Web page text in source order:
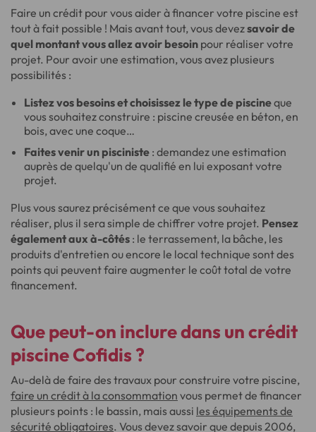
Faire un crédit pour vous aider à financer votre piscine est
tout à fait possible ! Mais avant tout, vous devezsavoir de
quel montant vous allez avoir besoin pour réaliser votre
projet. Pour avoir une estimation, vous avez plusieurs
possibilités :
Listez vos besoins et choisissez le type de piscineque
vous souhaitez construire : piscine creusée en béton, en
bois, avec une coque…
Faites venir un pisciniste : demandez une estimation
auprès de quelqu'un de qualifié en lui exposant votre
projet.
Plus vous saurez précisément ce que vous souhaitez
réaliser, plus il sera simple de chiffrer votre projet. Pensez
également aux à-côtés : le terrassement, la bâche, les
produits d'entretien ou encore le local technique sont des
points qui peuvent faire augmenter le coût total de votre
financement.
Que peut-on inclure dans un crédit
piscine Cofidis ?
Au-delà de faire des travaux pour construire votre piscine,
faire un crédit à la consommation vous permet de financer
plusieurs points : le bassin, mais aussi les équipements de
sécurité obligatoires. Vous devez savoir que depuis 2006,